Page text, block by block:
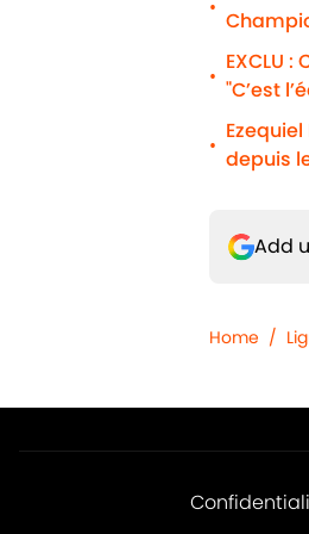
•
•
EXCLU
"C’est
• depuis
Add
Home /